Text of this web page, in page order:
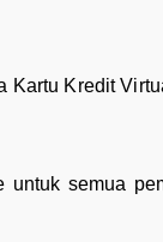
Kredit
semua